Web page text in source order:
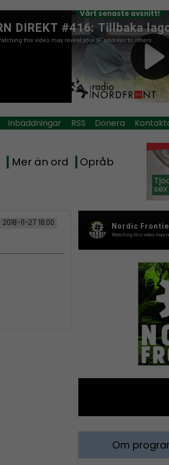
Vårt senaste avsnitt!
Inbäddningar RSS Donera
Mer än ord Opråb
2018-11-27 18:00
Om